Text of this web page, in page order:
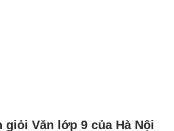
Văn lớp 9 của Hà Nội